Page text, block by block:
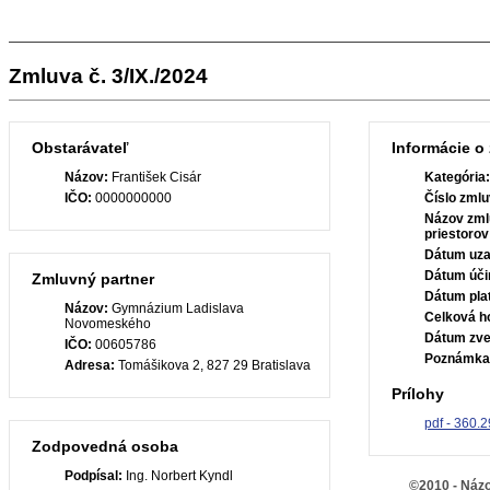
Zmluva č. 3/IX./2024
Obstarávateľ
Názov: František Cisár
IČO: 0000000000
Zmluvný partner
Názov: Gymnázium Ladislava
Novomeského
IČO: 00605786
Adresa: Tomášikova 2, 827 29 Bratislava
Zodpovedná osoba
Podpísal: Ing. Norbert Kyndl
Informácie o
Číslo
Názov
priestorov
Dátum
Dátum
Dátum
Celková
Dátum
Prílohy
pdf -
©2010 -